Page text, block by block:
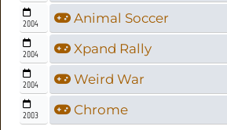
2004 Animal Soccer
2004 Xpand Rally
2004 Weird War
2003 Chrome